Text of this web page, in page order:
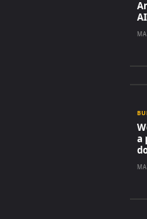
AI
a